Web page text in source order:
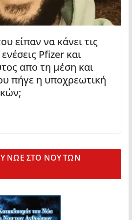
είπαν να κάνει τις
Pfizer και
απο τη μέση και
πήγε η υποχρεωτική
ΝΩΕ ΣΤΟ ΝΟΥ ΤΩΝ